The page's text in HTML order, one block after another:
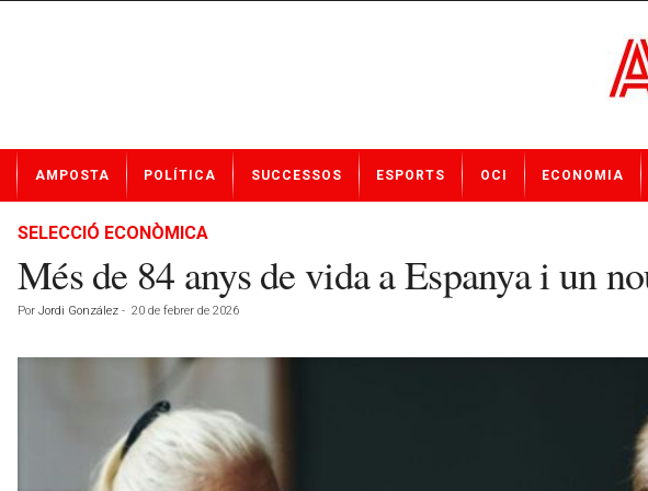
t
AMPOSTA POLÍTICA SUCCESSOS ESPORTS OCI ECONOMIA
SELECCIÓ ECONÒMICA
Més de 84 anys de vida a Espanya i un
Por Jordi González - 20 de febrer de 2026